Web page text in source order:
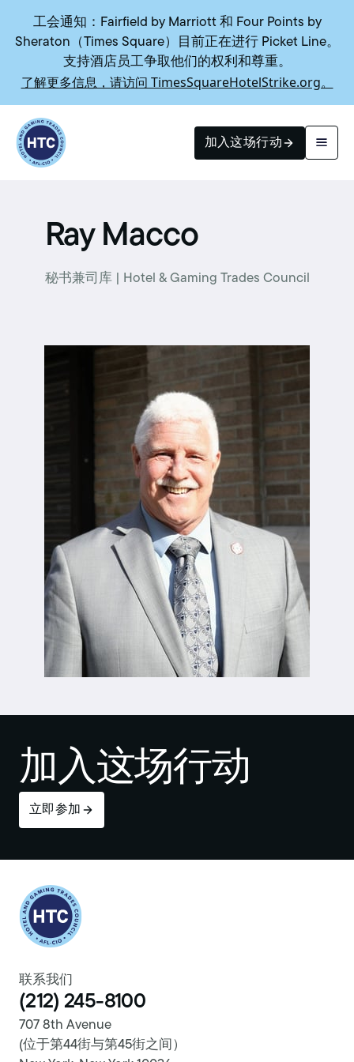
工会通知：Fairfield by Marriott 和 Four Points by
Sheraton（Times Square）目前正在进行 Picket Line。
支持酒店员工争取他们的权利和尊重。
了解更多信息，请访问 TimesSquareHotelStrike.org。
Return to homepage
加入这场行动
Ray Macco
秘书兼司库 | Hotel & Gaming Trades Council
加入这场行动
立即参加
Return to homepage
联系我们
(212) 245-8100
707 8th Avenue
(位于第44街与第45街之间）